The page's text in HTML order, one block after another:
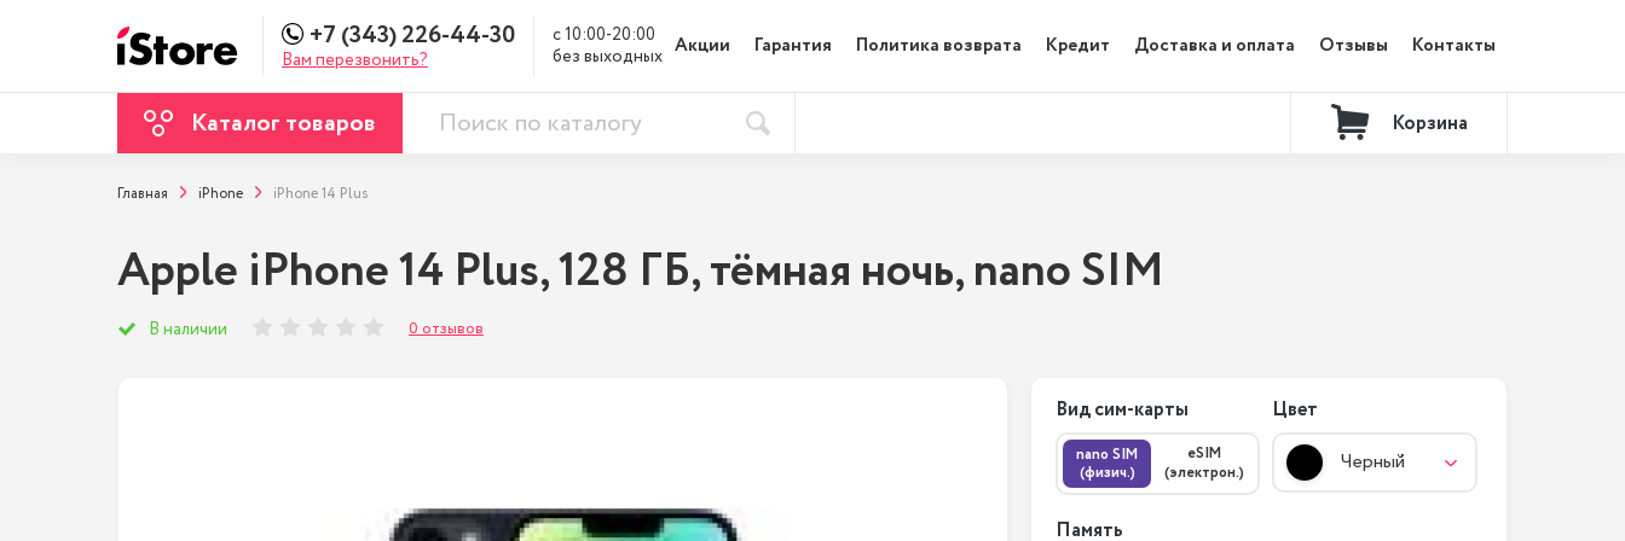
+7 (343) 226-44-30
Вам перезвонить?
с 10:00-20:00
без выходных Акции Гарантия Политика возврата Кредит Доставка и оплата Отзывы Контакты
Каталог товаров Корзина
Главная iPhone iPhone 14 Plus
Apple iPhone 14 Plus, 128 ГБ, тёмная ночь, nano SIM
В наличии 0 отзывов
Вид сим-карты
nano SIM
(физич.)
eSIM
(электрон.)
Цвет
Черный
Память